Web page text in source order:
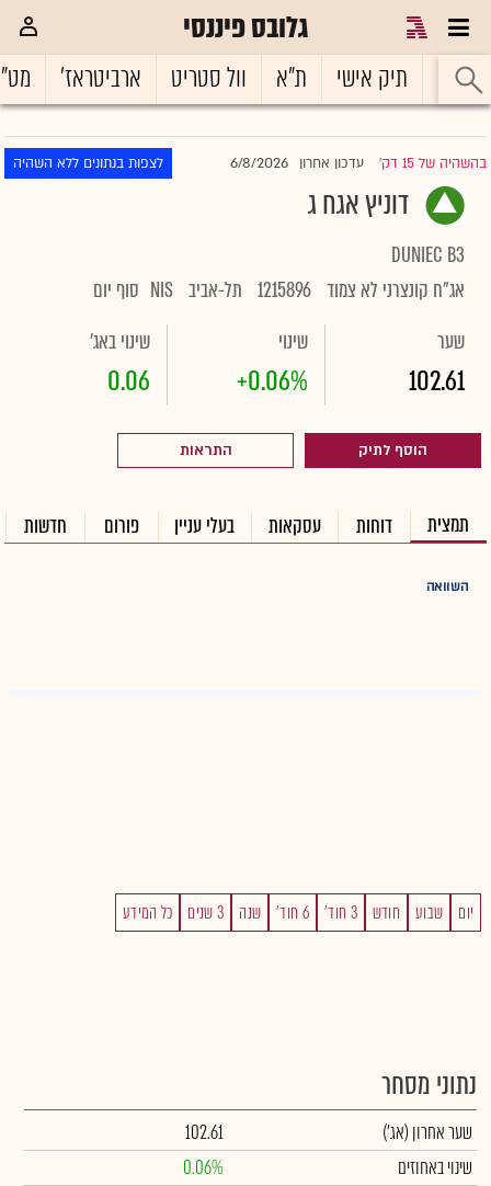
גלובס פיננסי
ראשי תיק אישי ת"א וול סטריט ארביטראז'
בהשהיה של 15 דק' |עדכון אחרון 6/8/2026 לצפות בנתונים ללא השהיה
דוניץ אגח ג
DUNIEC B3
אג"ח קונצרני לא צמוד 1215896 תל-אביב NIS סוף יום
שער
102.61
שינוי
+0.06%
שינוי באג'
0.06
הוסף לתיק התראות
תמצית דוחות עסקאות בעלי עניין פורום חדשות
השוואה
יום שבוע חודש 3 חוד' 6 חוד' שנה 3 שנים כל המידע
נתוני מסחר
שער אחרון (אג')
102.61
שינוי באחוזים
0.06%